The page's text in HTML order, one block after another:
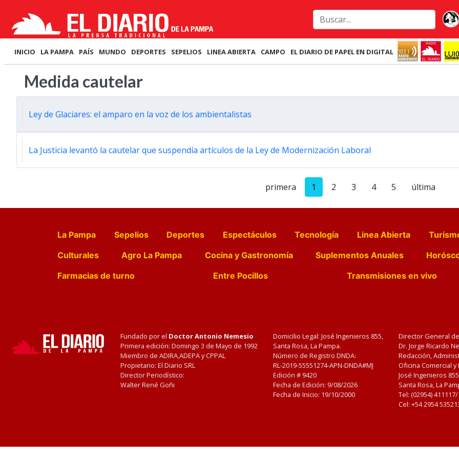
INICIO LA PAMPA PAÍS MUNDO DEPORTES SEPELIOS LINEA ABIERTA CAMPO EL DIARIO DE PAPEL EN DIGITAL
Medida cautelar
Ley de Glaciares: el amparo en la voz de los ambientalistas
La Justicia levantó la cautelar que suspendía artículos de la Ley de Modernización Laboral
primera 1 2 3 4 5 última
La Pampa Sepelios Deportes Espectáculos Tecnología Linea Abierta
Culturales
Agro La Pampa Cocina y Gastronomía Suplementos Anuales
Farmacias de turno
Entre Pocillos Transmisiones en vivo
Fundado por el Doctor Antonio Nemesio
Primera edición: Domingo 3 de Mayo de 1992
Miembro de ADIRA,ADEPA y CPPAL
Propietario: El Diario SRL
Director Periodístico:
Walter René Goñi
Domicilio Legal: José Ingenieros 855,
Santa Rosa, La Pampa.
Número de Registro DNDA:
RL-2019-55551274-APN-DNDA#MJ
Edición # 9420
Fecha de Edición: 9/08/2026
Fecha de Inicio: 19/10/2000
Director General
Dr. Jorge Ricardo
Redacción,
Oficina Comercial
José Ingenieros
Santa Rosa, La
Tel: (02954)
Cel: +54 2954